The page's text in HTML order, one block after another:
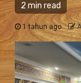
2 min read
1 tahun ago